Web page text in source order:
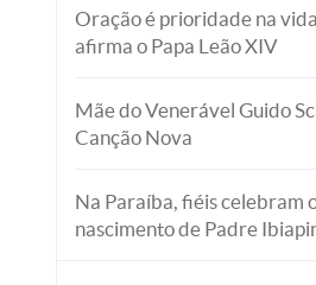
Oração é prioridade na
afirma o Papa Leão XIV
Mãe do Venerável Guido
Canção Nova
Na Paraíba, fiéis celebram
nascimento de Padre